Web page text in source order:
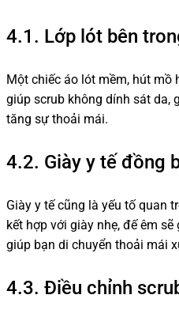
4.1. Lớp lót bên
Một chiếc áo lót mềm, hút mồ
giúp scrub không dính sát da,
tăng sự thoải mái.
4.2. Giày y tế đồng
Giày y tế cũng là yếu tố quan
kết hợp với giày nhẹ, đế êm
giúp bạn di chuyển thoải mái
4.3. Điều chỉnh